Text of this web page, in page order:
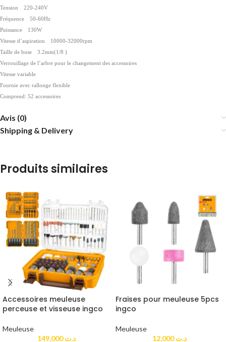
Tension
220-240V
Fréquence
50-60Hz
Puissance
130W
Vitesse d’aspiration
10000-32000rpm
Taille de buse
3.2mm(1/8 )
Verrouillage de l’arbre pour le changement des accessoires
Vitesse variable
Fournie avec rallonge flexible
Comprend: 52 accessoires
Avis (0)
Shipping & Delivery
Produits similaires
Accessoires meuleuse
perceuse et visseuse ingco
Meuleuse
د.ت149,000
Fraises pour meuleuse 5pcs
ingco
Meuleuse
د.ت12,000